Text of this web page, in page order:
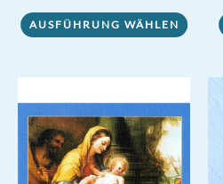
AUSFÜHRUNG WÄHLEN
Produkt
auf.
Die
Optionen